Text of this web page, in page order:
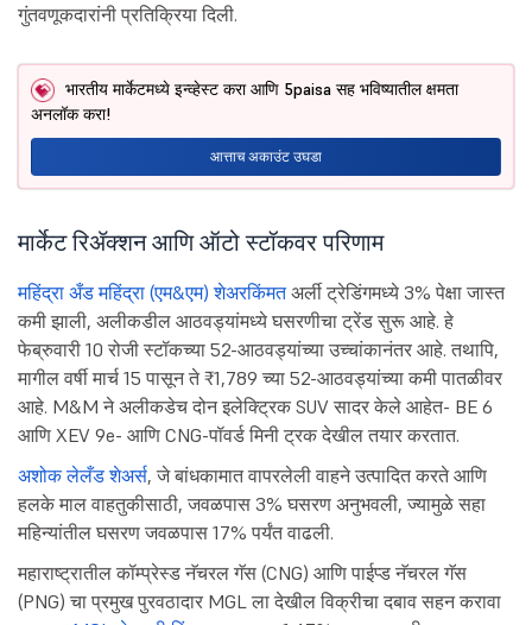
गुंतवणूकदारांनी प्रतिक्रिया दिली.
भारतीय मार्केटमध्ये इन्व्हेस्ट करा आणि 5paisa सह भविष्यातील क्षमता
अनलॉक करा!
आत्ताच अकाउंट उघडा
मार्केट रिॲक्शन आणि ऑटो स्टॉकवर परिणाम
महिंद्रा अँड महिंद्रा (एम&एम) शेअरकिंमतअर्ली ट्रेडिंगमध्ये 3% पेक्षा जास्त
कमी झाली, अलीकडील आठवड्यांमध्ये घसरणीचा ट्रेंड सुरू आहे. हे
फेब्रुवारी 10 रोजी स्टॉकच्या 52-आठवड्यांच्या उच्चांकानंतर आहे. तथापि,
मागील वर्षी मार्च 15 पासून ते ₹1,789 च्या 52-आठवड्यांच्या कमी पातळीवर
आहे. M&M ने अलीकडेच दोन इलेक्ट्रिक SUV सादर केले आहेत- BE 6
आणि XEV 9e- आणि CNG-पॉवर्ड मिनी ट्रक देखील तयार करतात.
अशोक लेलँड शेअर्स, जे बांधकामात वापरलेली वाहने उत्पादित करते आणि
हलके माल वाहतुकीसाठी, जवळपास 3% घसरण अनुभवली, ज्यामुळे सहा
महिन्यांतील घसरण जवळपास 17% पर्यंत वाढली.
महाराष्ट्रातील कॉम्प्रेस्ड नॅचरल गॅस (CNG) आणि पाईप्ड नॅचरल गॅस
(PNG) चा प्रमुख पुरवठादार MGL ला देखील विक्रीचा दबाव सहन करावा